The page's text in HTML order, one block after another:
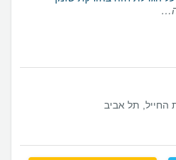
עברתי אצל ד״ר ארד ניתוח הסרת שתלים ואני ממליצה בחום. לאורך התהליך ד״ר ארד, טלי ואלונה האחות היו מקסימים, קשובים ואכפתיים, וכמובן מקצועיים מאוד. זה היה לי מאוד חשוב ומעצים, במיוחד לאור נסיון עבר עם רופא בסגנון שונה. תודה רבה לד״ר ארד והצוות 🙏🏻